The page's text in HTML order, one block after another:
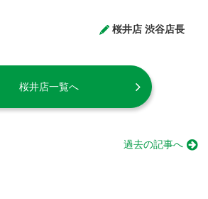
桜井店 渋谷店長
桜井店一覧へ
過去の記事へ